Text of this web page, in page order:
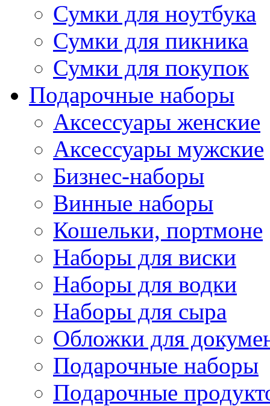
Сумки для ноутбука
Сумки для пикника
Сумки для покупок
Подарочные наборы
Аксессуары женские
Аксессуары мужские
Бизнес-наборы
Винные наборы
Кошельки, портмоне
Наборы для виски
Наборы для водки
Наборы для сыра
Обложки для
Подарочные наборы
Подарочные